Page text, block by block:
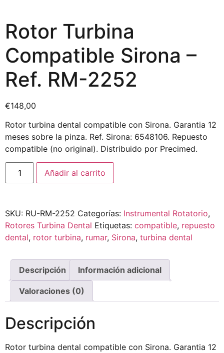
Rotor Turbina
Compatible Sirona –
Ref. RM-2252
€148,00
Rotor turbina dental compatible con Sirona. Garantia 12
meses sobre la pinza. Ref. Sirona: 6548106. Repuesto
compatible (no original). Distribuido por Precimed.
Añadir al carrito
SKU: RU-RM-2252 Categorías: Instrumental Rotatorio,
Rotores Turbina Dental Etiquetas: compatible, repuesto
dental, rotor turbina, rumar, Sirona, turbina dental
Descripción Información adicional
Valoraciones (0)
Descripción
Rotor turbina dental compatible con Sirona. Garantia 12